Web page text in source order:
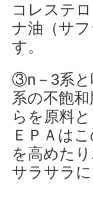
コレステ
ナ油（サ
す。
③n－3系と
系の不飽
らを原料
ＥＰＡは
を高めた
サラサラ